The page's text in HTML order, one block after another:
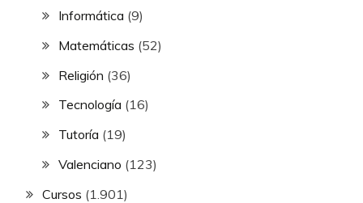
Informática (9)
Matemáticas (52)
Religión (36)
Tecnología (16)
Tutoría (19)
Valenciano (123)
Cursos (1.901)